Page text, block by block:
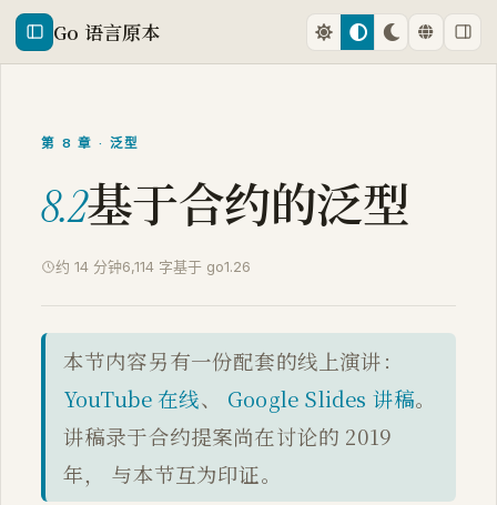
Go 语言原本
第 8 章 · 泛型
8.2基于合约的泛型
约 14 分钟6,114 字基于 go1.26
本节内容另有一份配套的线上演讲：
YouTube 在线、 Google Slides 讲稿。
讲稿录于合约提案尚在讨论的 2019
年， 与本节互为印证。